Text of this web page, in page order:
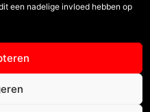
een nadelige invloed hebben op
Reserved.